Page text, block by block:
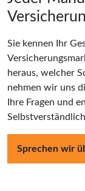
Sie kennen Ihr
heraus, welcher
nehmen wir uns
Ihre Fragen und
Sprechen wir